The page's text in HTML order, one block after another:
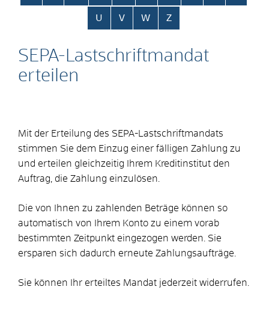
U V W Z
SEPA-Lastschriftmandat
erteilen
Mit der Erteilung des SEPA-Lastschriftmandats
stimmen Sie dem Einzug einer fälligen Zahlung zu
und erteilen gleichzeitig Ihrem Kreditinstitut den
Auftrag, die Zahlung einzulösen.
Die von Ihnen zu zahlenden Beträge können so
automatisch von Ihrem Konto zu einem vorab
bestimmten Zeitpunkt eingezogen werden. Sie
ersparen sich dadurch erneute Zahlungsaufträge.
Sie können Ihr erteiltes Mandat jederzeit widerrufen.